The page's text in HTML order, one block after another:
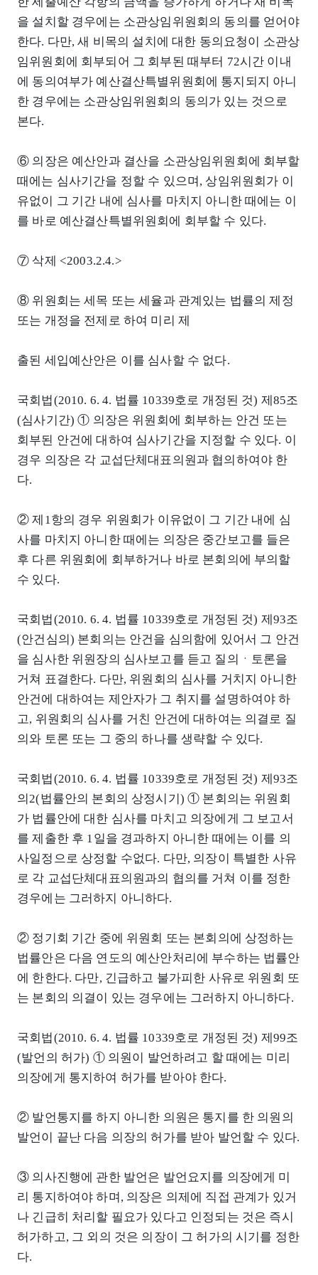
을 설치할 경우에는 소관상임위원회의 동의를 얻어야
한다. 다만, 새 비목의 설치에 대한 동의요청이 소관상
임위원회에 회부되어 그 회부된 때부터 72시간 이내
에 동의여부가 예산결산특별위원회에 통지되지 아니
한 경우에는 소관상임위원회의 동의가 있는 것으로
본다.
⑥ 의장은 예산안과 결산을 소관상임위원회에 회부할
때에는 심사기간을 정할 수 있으며, 상임위원회가 이
유없이 그 기간 내에 심사를 마치지 아니한 때에는 이
를 바로 예산결산특별위원회에 회부할 수 있다.
⑦ 삭제 <2003.2.4.>
⑧ 위원회는 세목 또는 세율과 관계있는 법률의 제정
또는 개정을 전제로 하여 미리 제
출된 세입예산안은 이를 심사할 수 없다.
국회법(2010. 6. 4. 법률 10339호로 개정된 것) 제85조
(심사기간) ① 의장은 위원회에 회부하는 안건 또는
회부된 안건에 대하여 심사기간을 지정할 수 있다. 이
경우 의장은 각 교섭단체대표의원과 협의하여야 한
다.
② 제1항의 경우 위원회가 이유없이 그 기간 내에 심
사를 마치지 아니한 때에는 의장은 중간보고를 들은
후 다른 위원회에 회부하거나 바로 본회의에 부의할
수 있다.
국회법(2010. 6. 4. 법률 10339호로 개정된 것) 제93조
(안건심의) 본회의는 안건을 심의함에 있어서 그 안건
을 심사한 위원장의 심사보고를 듣고 질의ㆍ토론을
거쳐 표결한다. 다만, 위원회의 심사를 거치지 아니한
안건에 대하여는 제안자가 그 취지를 설명하여야 하
고, 위원회의 심사를 거친 안건에 대하여는 의결로 질
의와 토론 또는 그 중의 하나를 생략할 수 있다.
국회법(2010. 6. 4. 법률 10339호로 개정된 것) 제93조
의2(법률안의 본회의 상정시기) ① 본회의는 위원회
가 법률안에 대한 심사를 마치고 의장에게 그 보고서
를 제출한 후 1일을 경과하지 아니한 때에는 이를 의
사일정으로 상정할 수없다. 다만, 의장이 특별한 사유
로 각 교섭단체대표의원과의 협의를 거쳐 이를 정한
경우에는 그러하지 아니하다.
② 정기회 기간 중에 위원회 또는 본회의에 상정하는
법률안은 다음 연도의 예산안처리에 부수하는 법률안
에 한한다. 다만, 긴급하고 불가피한 사유로 위원회 또
는 본회의 의결이 있는 경우에는 그러하지 아니하다.
국회법(2010. 6. 4. 법률 10339호로 개정된 것) 제99조
(발언의 허가) ① 의원이 발언하려고 할 때에는 미리
의장에게 통지하여 허가를 받아야 한다.
② 발언통지를 하지 아니한 의원은 통지를 한 의원의
발언이 끝난 다음 의장의 허가를 받아 발언할 수 있다.
③ 의사진행에 관한 발언은 발언요지를 의장에게 미
리 통지하여야 하며, 의장은 의제에 직접 관계가 있거
나 긴급히 처리할 필요가 있다고 인정되는 것은 즉시
허가하고, 그 외의 것은 의장이 그 허가의 시기를 정한
다.